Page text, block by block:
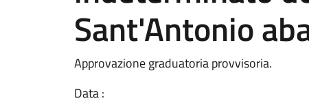
Sant'Antonio
Approvazione graduatoria provvisoria.
Data :